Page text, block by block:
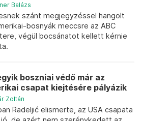
Balázs
szánt megjegyzéssel hangolt
bosnyák meccsre az ABC
végül bocsánatot kellett kérnie
boszniai védő már az
csapat kiejtésére pályázik
Zoltán
Radeljić elismerte, az USA csapata